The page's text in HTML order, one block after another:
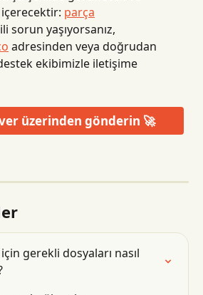
parça
sorun yaşıyorsanız,
adresinden veya doğrudan
ekibimizle iletişime
üzerinden gönderin 🚀
gerekli dosyaları nasıl